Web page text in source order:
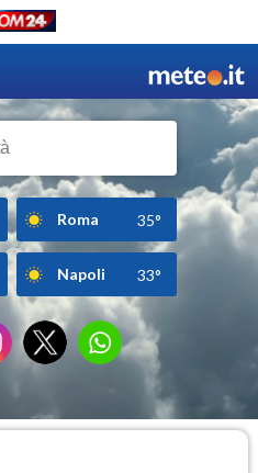
Roma 35°
Napoli 33°